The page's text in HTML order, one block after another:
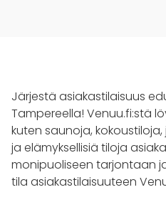
Järjestä asiakastilaisuus
Tampereella! Venuu.fi:stä
kuten saunoja,
ja elämyksellisiä tiloja
monipuoliseen tarjontaan
tila asiakastilaisuuteen